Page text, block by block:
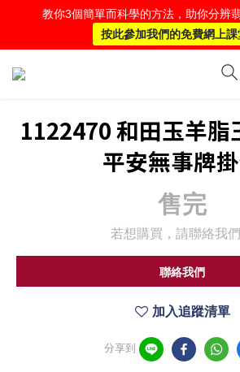
1122470 和田玉羊
平安無事牌
售完
若想購買，請聯絡我們
聯絡我們
加入追蹤清單
分享到
教你3個簡單而科學的方法，助你分辨
按此參加我們的免費網上課